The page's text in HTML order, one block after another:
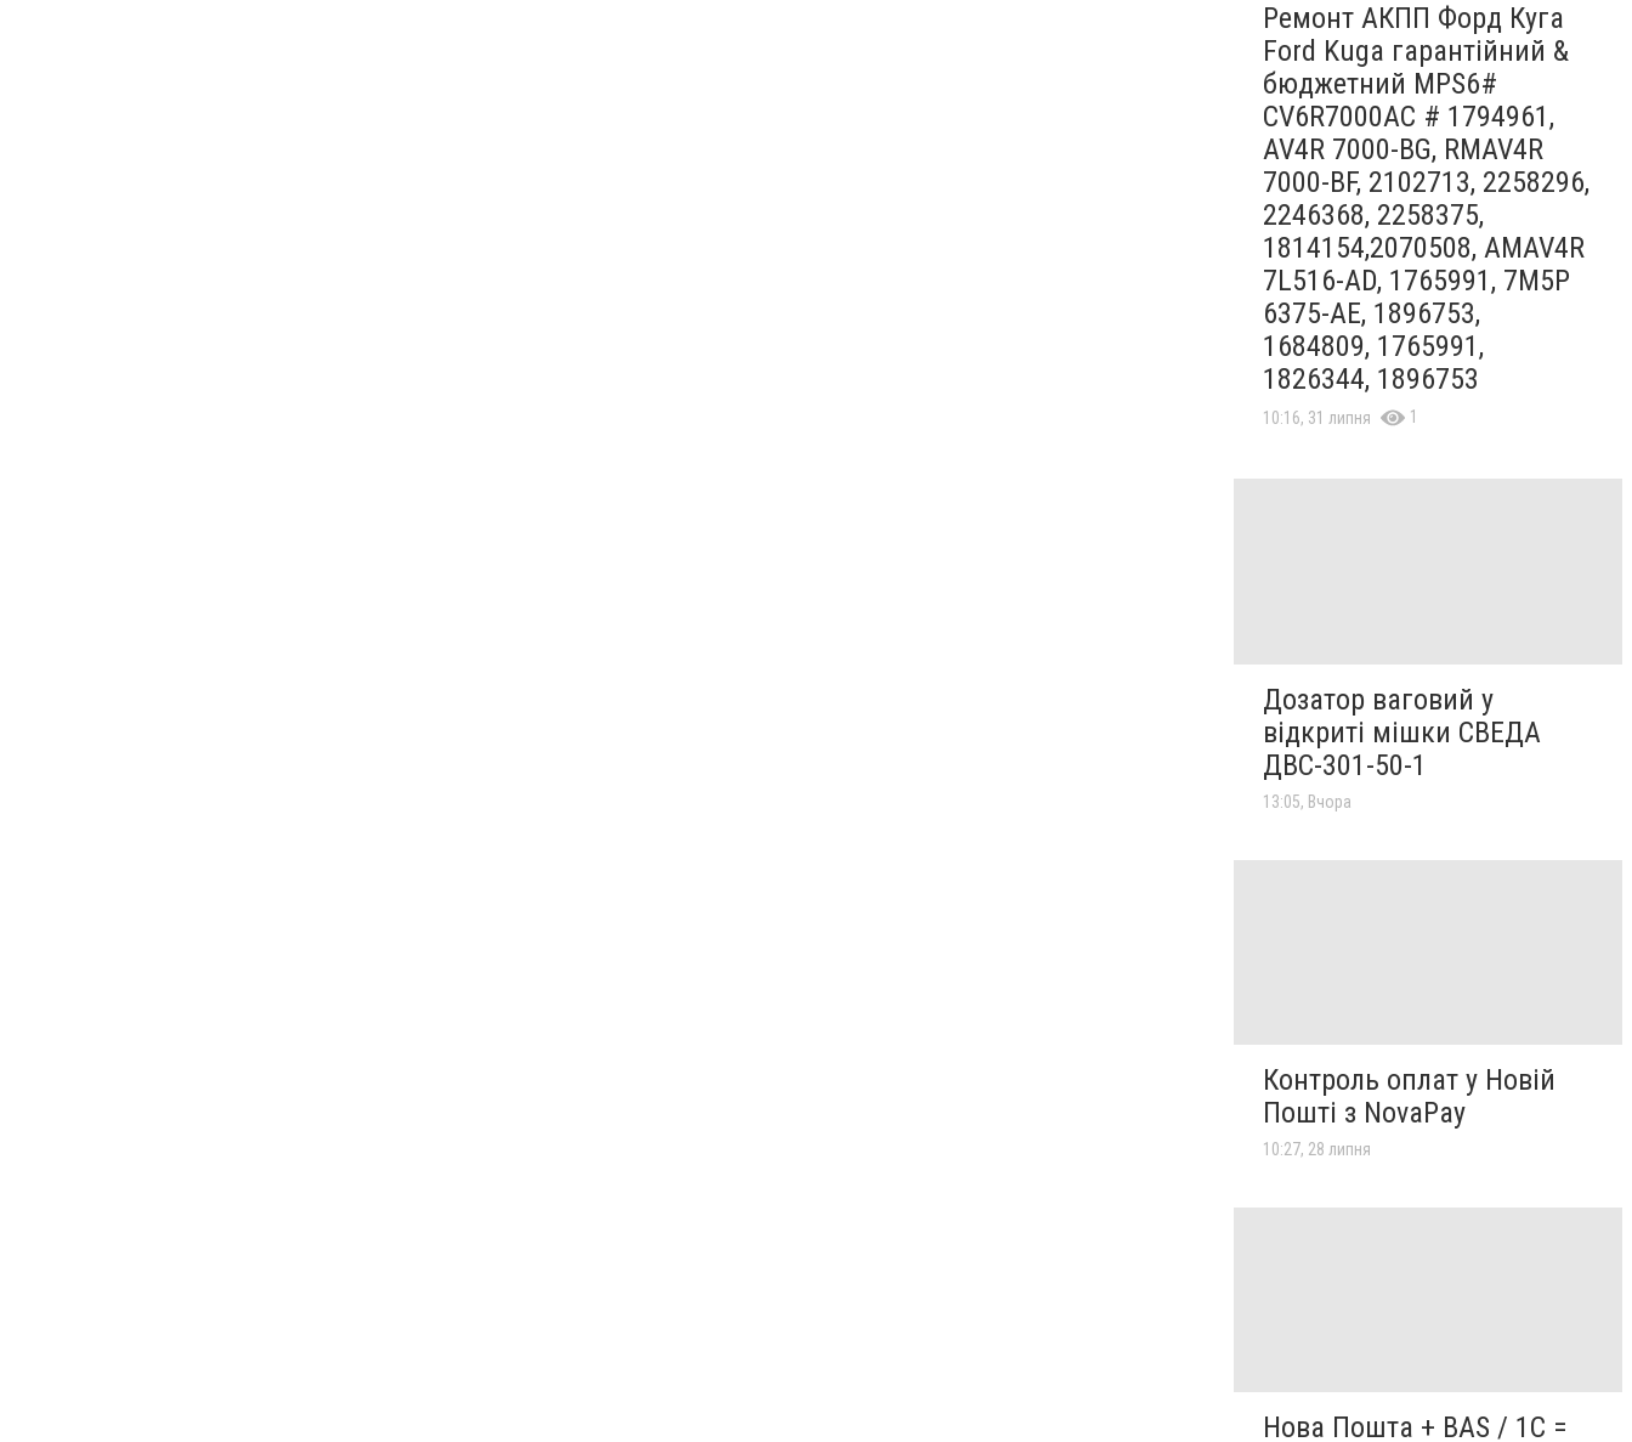
Ремонт АКПП Форд Куга
Ford Kuga гарантійний &
бюджетний MPS6#
CV6R7000AC # 1794961,
AV4R 7000-BG, RMAV4R
7000-BF, 2102713, 2258296,
2246368, 2258375,
1814154,2070508, AMAV4R
7L516-AD, 1765991, 7M5P
6375-AE, 1896753,
1684809, 1765991,
1826344, 1896753
10:16, 31 липня 1
Дозатор ваговий у
відкриті мішки СВЕДА
ДВС-301-50-1
13:05, Вчора
Контроль оплат у Новій
Пошті з NovaPay
10:27, 28 липня
Нова Пошта + BAS / 1C =